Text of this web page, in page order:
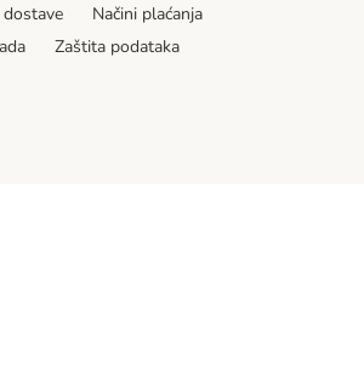
Načini plaćanja
Zaštita podataka